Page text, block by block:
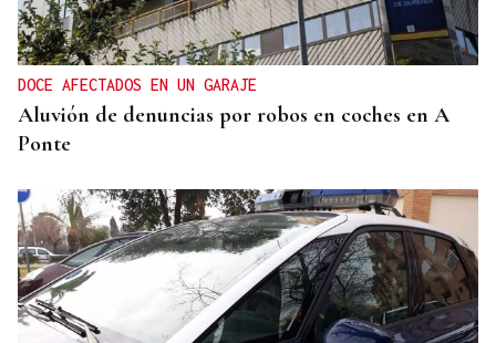
DOCE AFECTADOS EN UN GARAJE
Aluvión de denuncias por robos en coches en A
Ponte